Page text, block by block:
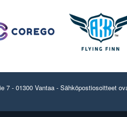
7 - 01300 Vantaa - Sähköpostiosoitteet